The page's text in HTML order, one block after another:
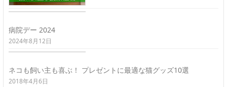
病院デー 2024
2024年8月12日
ネコも飼い主も喜ぶ！ プレゼントに最適な猫グッズ10選
2018年4月6日